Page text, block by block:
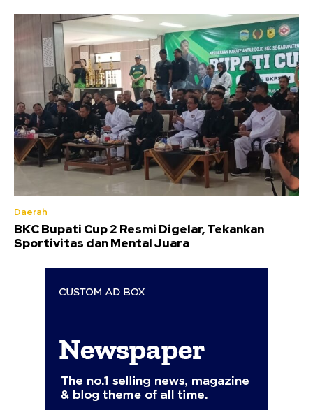
Daerah
BKC Bupati Cup 2 Resmi Digelar, Tekankan
Sportivitas dan Mental Juara